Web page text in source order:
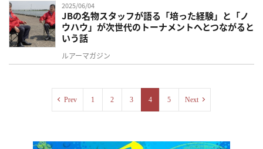
2025/06/04
JBの名物スタッフが語る「培った経験」と「ノ
ウハウ」が次世代のトーナメントへとつながると
いう話
ルアーマガジン
Prev 1 2 3 4 5 Next